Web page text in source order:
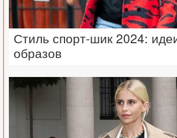
Стиль спорт-шик 2024:
образов